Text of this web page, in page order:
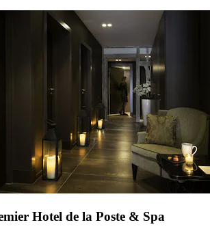
Hotel de la Poste & Spa